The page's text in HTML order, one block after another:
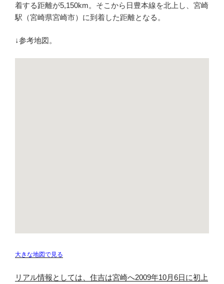
着する距離が5,150km。そこから日豊本線を北上し、宮崎
駅（宮崎県宮崎市）に到着した距離となる。
↓参考地図。
大きな地図で見る
リアル情報としては、住吉は宮崎へ2009年10月6日に初上